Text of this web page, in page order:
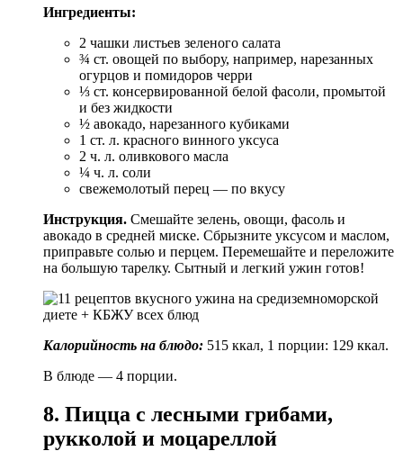
Ингредиенты:
2 чашки листьев зеленого салата
¾ ст. овощей по выбору, например, нарезанных
огурцов и помидоров черри
⅓ ст. консервированной белой фасоли, промытой
и без жидкости
½ авокадо, нарезанного кубиками
1 ст. л. красного винного уксуса
2 ч. л. оливкового масла
¼ ч. л. соли
свежемолотый перец — по вкусу
Инструкция. Смешайте зелень, овощи, фасоль и
авокадо в средней миске. Сбрызните уксусом и маслом,
приправьте солью и перцем. Перемешайте и переложите
на большую тарелку. Сытный и легкий ужин готов!
Калорийность на блюдо: 515 ккал, 1 порции: 129 ккал.
В блюде — 4 порции.
8. Пицца с лесными грибами,
рукколой и моцареллой